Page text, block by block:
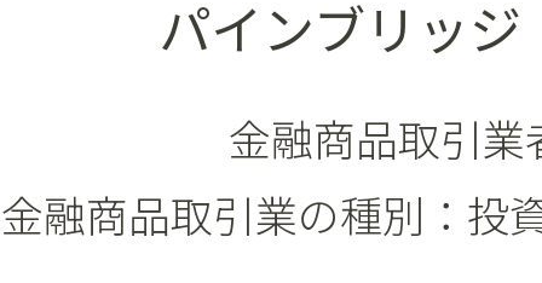
パインブリッ
金融商品取引
金融商品取引業の種別：投